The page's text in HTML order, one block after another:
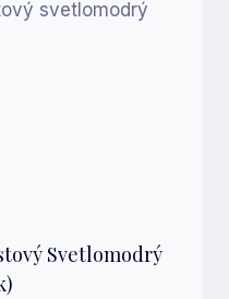
Svetlomodrý